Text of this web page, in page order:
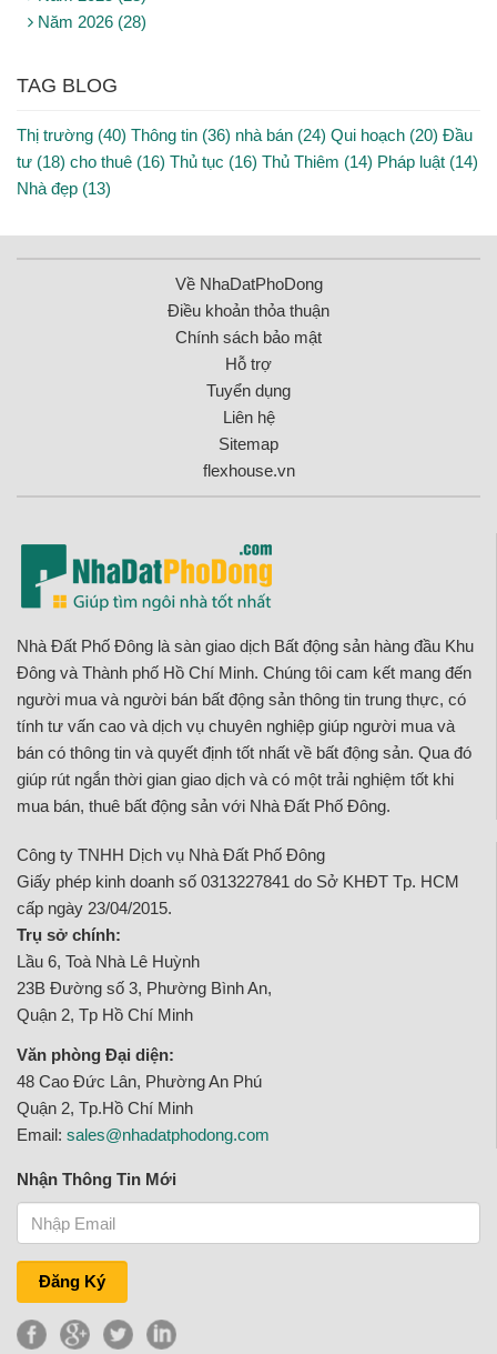
Năm 2026 (28)
TAG BLOG
Thị trường (40) Thông tin (36) nhà bán (24) Qui hoạch (20) Đầu
tư (18) cho thuê (16) Thủ tục (16) Thủ Thiêm (14) Pháp luật (14)
Nhà đẹp (13)
Về NhaDatPhoDong
Điều khoản thỏa thuận
Chính sách bảo mật
Hỗ trợ
Tuyển dụng
Liên hệ
Sitemap
flexhouse.vn
Nhà Đất Phố Đông là sàn giao dịch Bất động sản hàng đầu Khu
Đông và Thành phố Hồ Chí Minh. Chúng tôi cam kết mang đến
người mua và người bán bất động sản thông tin trung thực, có
tính tư vấn cao và dịch vụ chuyên nghiệp giúp người mua và
bán có thông tin và quyết định tốt nhất về bất động sản. Qua đó
giúp rút ngắn thời gian giao dịch và có một trải nghiệm tốt khi
mua bán, thuê bất động sản với Nhà Đất Phố Đông.
Công ty TNHH Dịch vụ Nhà Đất Phố Đông
Giấy phép kinh doanh số 0313227841 do Sở KHĐT Tp. HCM
cấp ngày 23/04/2015.
Trụ sở chính:
Lầu 6, Toà Nhà Lê Huỳnh
23B Đường số 3, Phường Bình An,
Quận 2, Tp Hồ Chí Minh
Văn phòng Đại diện:
48 Cao Đức Lân, Phường An Phú
Quận 2, Tp.Hồ Chí Minh
Email: sales@nhadatphodong.com
Nhận Thông Tin Mới
Đăng Ký